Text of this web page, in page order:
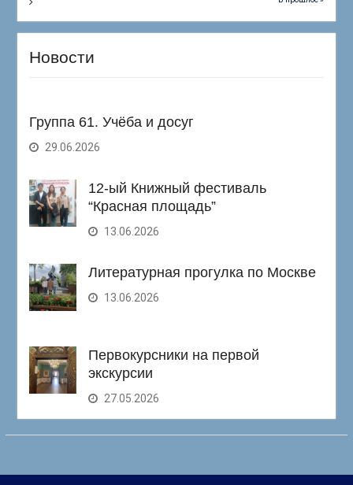
Новости
Группа 61. Учёба и досуг
29.06.2026
12-ый Книжный фестиваль
“Красная площадь”
13.06.2026
Литературная прогулка по Москве
13.06.2026
Первокурсники на первой
экскурсии
27.05.2026